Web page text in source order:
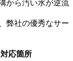
から汚い水が逆流
弊社の優秀なサー
応箇所